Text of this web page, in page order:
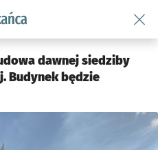
podserwis: Dla mieszkańca
dawnej siedziby
Budynek będzie